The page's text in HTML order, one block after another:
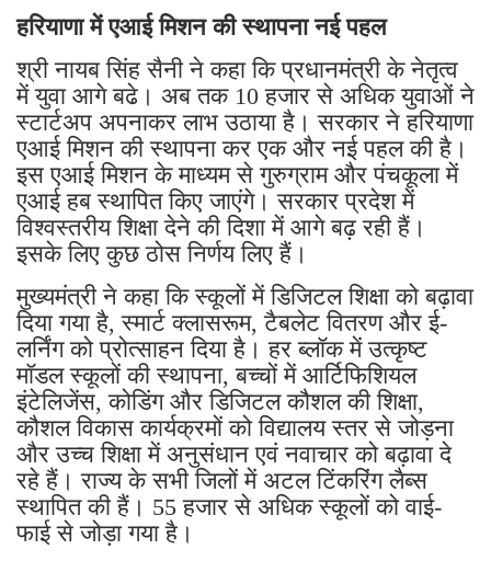
हरियाणा में एआई मिशन की स्थापना नई पहल
श्री नायब सिंह सैनी ने कहा कि प्रधानमंत्री के नेतृत्व
में युवा आगे बढे। अब तक 10 हजार से अधिक युवाओं ने
स्टार्टअप अपनाकर लाभ उठाया है। सरकार ने हरियाणा
एआई मिशन की स्थापना कर एक और नई पहल की है।
इस एआई मिशन के माध्यम से गुरुग्राम और पंचकूला में
एआई हब स्थापित किए जाएंगे। सरकार प्रदेश में
विश्वस्तरीय शिक्षा देने की दिशा में आगे बढ़ रही हैं।
इसके लिए कुछ ठोस निर्णय लिए हैं।
मुख्यमंत्री ने कहा कि स्कूलों में डिजिटल शिक्षा को बढ़ावा
दिया गया है, स्मार्ट क्लासरूम, टैबलेट वितरण और ई-
लर्निंग को प्रोत्साहन दिया है। हर ब्लॉक में उत्कृष्ट
मॉडल स्कूलों की स्थापना, बच्चों में आर्टिफिशियल
इंटेलिजेंस, कोडिंग और डिजिटल कौशल की शिक्षा,
कौशल विकास कार्यक्रमों को विद्यालय स्तर से जोड़ना
और उच्च शिक्षा में अनुसंधान एवं नवाचार को बढ़ावा दे
रहे हैं। राज्य के सभी जिलों में अटल टिंकरिंग लैब्स
स्थापित की हैं। 55 हजार से अधिक स्कूलों को वाई-
फाई से जोड़ा गया है।